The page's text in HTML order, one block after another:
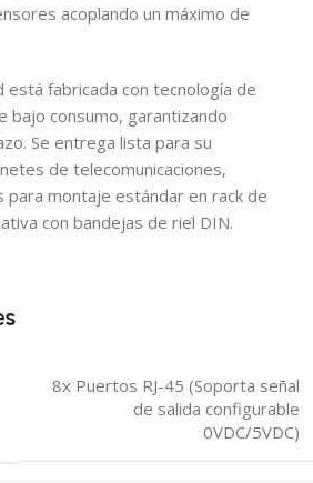
acoplando un máximo de
está fabricada con tecnología de
bajo consumo, garantizando
Se entrega lista para su
de telecomunicaciones,
para montaje estándar en rack de
con bandejas de riel DIN.
8x Puertos RJ-45 (Soporta señal
de salida configurable
0VDC/5VDC)